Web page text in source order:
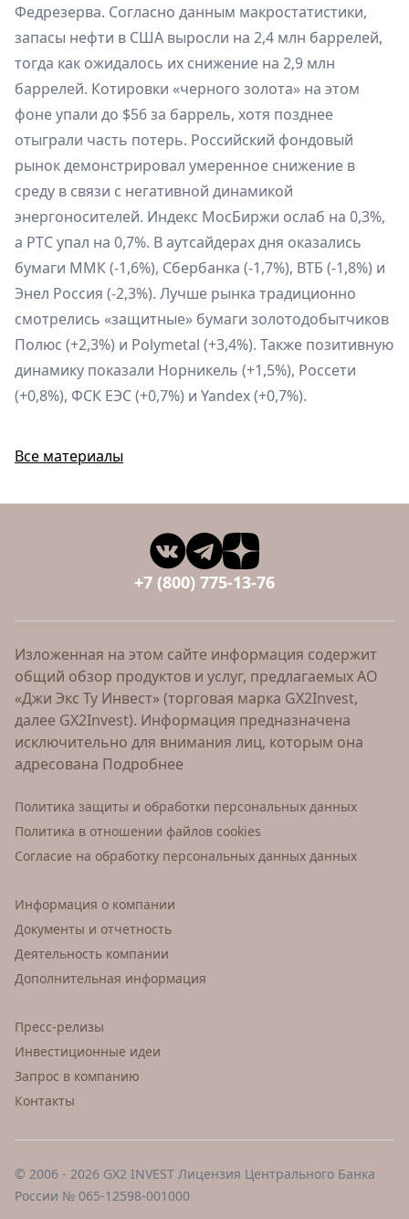
Федрезерва. Согласно данным макростатистики,
запасы нефти в США выросли на 2,4 млн баррелей,
тогда как ожидалось их снижение на 2,9 млн
баррелей. Котировки «черного золота» на этом
фоне упали до $56 за баррель, хотя позднее
отыграли часть потерь. Российский фондовый
рынок демонстрировал умеренное снижение в
среду в связи с негативной динамикой
энергоносителей. Индекс МосБиржи ослаб на 0,3%,
а РТС упал на 0,7%. В аутсайдерах дня оказались
бумаги ММК (-1,6%), Сбербанка (-1,7%), ВТБ (-1,8%) и
Энел Россия (-2,3%). Лучше рынка традиционно
смотрелись «защитные» бумаги золотодобытчиков
Полюс (+2,3%) и Polymetal (+3,4%). Также позитивную
динамику показали Норникель (+1,5%), Россети
(+0,8%), ФСК ЕЭС (+0,7%) и Yandex (+0,7%).
Все материалы
+7 (800) 775-13-76
Изложенная на этом сайте информация содержит
общий обзор продуктов и услуг, предлагаемых АО
«Джи Экс Ту Инвест» (торговая марка GX2Invest,
далее GX2Invest). Информация предназначена
исключительно для внимания лиц, которым она
адресована Подробнее
Политика защиты и обработки персональных данных
Политика в отношении файлов cookies
Согласие на обработку персональных данных данных
Информация о компании
Документы и отчетность
Деятельность компании
Дополнительная информация
Пресс-релизы
Инвестиционные идеи
Запрос в компанию
Контакты
© 2006 - 2026 GX2 INVEST Лицензия Центрального Банка
России № 065-12598-001000